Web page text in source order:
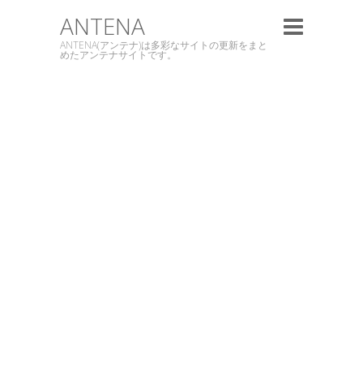
ANTENA
ANTENA(アンテナ)は多彩なサイトの更新をまと
めたアンテナサイトです。